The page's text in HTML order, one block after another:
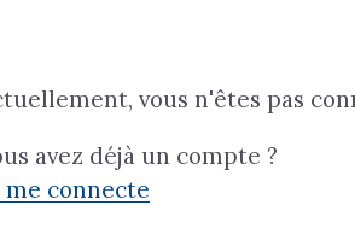
vous n'êtes pas
avez déjà un compte ?
me connecte